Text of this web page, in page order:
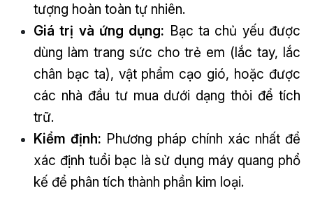
tượng hoàn toàn tự nhiên.
Giá trị và ứng dụng: Bạc ta chủ yếu được
dùng làm trang sức cho trẻ em (lắc tay, lắc
chân bạc ta), vật phẩm cạo gió, hoặc được
các nhà đầu tư mua dưới dạng thỏi để tích
trữ.
Kiểm định: Phương pháp chính xác nhất để
xác định tuổi bạc là sử dụng máy quang phổ
kế để phân tích thành phần kim loại.